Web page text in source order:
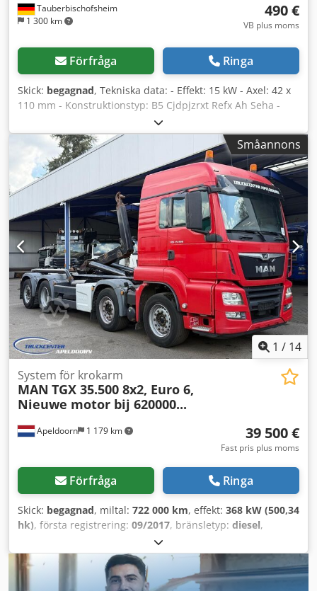
Tauberbischofsheim
1 300 km
490 €
VB plus moms
Förfråga Ringa
Skick: begagnad, Tekniska data: - Effekt: 15 kW - Axel: 42 x
110 mm - Konstruktionstyp: B5 Cjdpjzrxt Refx Ah Seha -
Bultcirkeldiameter fläns: ca 270 mm
Småannons
1 / 14
Apeldoorn 1 179 km
System för krokarm
MAN TGX 35.500 8x2, Euro 6,
Nieuwe motor bij 620000...
39 500 €
Fast pris plus moms
Förfråga Ringa
Skick: begagnad, miltal: 722 000 km, effekt: 368 kW (500,34
hk), första registrering: 09/2017, bränsletyp: diesel,
, hjulbas:
färg:annan, förarhytt:sovhytt, växeltyp:automatisk,
emissionsklass:
Euro 6, antal säten: , total längd:9 000
2 550 mm , tillåten axelbelastning (axel